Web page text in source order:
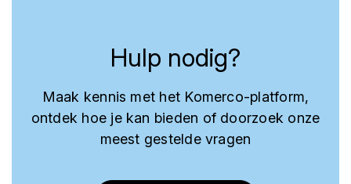
Hulp nodig?
Maak kennis met het Komerco-platform,
ontdek hoe je kan bieden of doorzoek onze
meest gestelde vragen